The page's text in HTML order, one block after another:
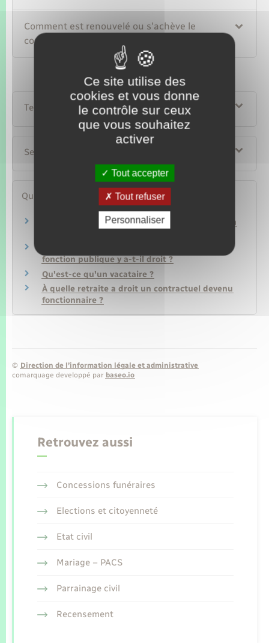
Comment est renouvelé ou s'achève le
contrat de travail d'un contractuel ?
Textes de référence
Services en ligne et formulaires
Questions ? Réponses !
Quelles sont les conditions d'accès à la fonction
fonction publique y a-t-il droit ?
Qu'est-ce qu'un vacataire ?
À quelle retraite a droit un contractuel devenu
fonctionnaire ?
© Direction de l’information légale et administrative
comarquage developpé par baseo.io
Retrouvez aussi
Concessions funéraires
Elections et citoyenneté
Etat civil
Mariage – PACS
Parrainage civil
Recensement
Ce site utilise des
cookies et vous donne
le contrôle sur ceux
que vous souhaitez
activer
Tout accepter
Tout refuser
Personnaliser